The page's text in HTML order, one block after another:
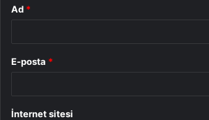
Ad *
E-posta *
İnternet sitesi